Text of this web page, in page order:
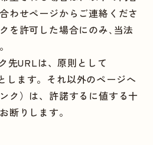
わせページからご連絡くださ
を許可した場合にのみ､当法
先URLは、原則として
ます。それ以外のページへ
ク）は、許諾するに値する十
断りします。